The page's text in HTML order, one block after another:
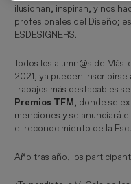
ilusionan, inspiran, y nos
profesionales del Diseño;
ESDESIGNERS.
Todos los alumn@s de
2021, ya pueden inscribirse
trabajos más destacables
Premios TFM, donde se
menciones y se anunciará
el reconocimiento de la
Año tras año, los